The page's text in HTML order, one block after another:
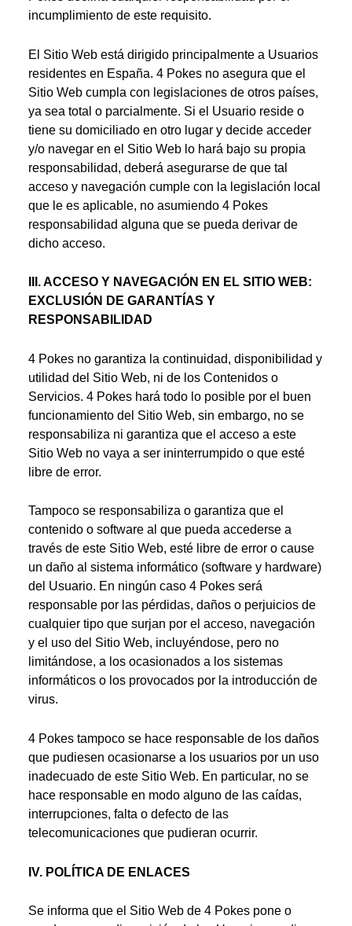
incumplimiento de este requisito.
El Sitio Web está dirigido principalmente a Usuarios
residentes en España. 4 Pokes no asegura que el
Sitio Web cumpla con legislaciones de otros países,
ya sea total o parcialmente. Si el Usuario reside o
tiene su domiciliado en otro lugar y decide acceder
y/o navegar en el Sitio Web lo hará bajo su propia
responsabilidad, deberá asegurarse de que tal
acceso y navegación cumple con la legislación local
que le es aplicable, no asumiendo 4 Pokes
responsabilidad alguna que se pueda derivar de
dicho acceso.
III. ACCESO Y NAVEGACIÓN EN EL SITIO WEB:
EXCLUSIÓN DE GARANTÍAS Y
RESPONSABILIDAD
4 Pokes no garantiza la continuidad, disponibilidad y
utilidad del Sitio Web, ni de los Contenidos o
Servicios. 4 Pokes hará todo lo posible por el buen
funcionamiento del Sitio Web, sin embargo, no se
responsabiliza ni garantiza que el acceso a este
Sitio Web no vaya a ser ininterrumpido o que esté
libre de error.
Tampoco se responsabiliza o garantiza que el
contenido o software al que pueda accederse a
través de este Sitio Web, esté libre de error o cause
un daño al sistema informático (software y hardware)
del Usuario. En ningún caso 4 Pokes será
responsable por las pérdidas, daños o perjuicios de
cualquier tipo que surjan por el acceso, navegación
y el uso del Sitio Web, incluyéndose, pero no
limitándose, a los ocasionados a los sistemas
informáticos o los provocados por la introducción de
virus.
4 Pokes tampoco se hace responsable de los daños
que pudiesen ocasionarse a los usuarios por un uso
inadecuado de este Sitio Web. En particular, no se
hace responsable en modo alguno de las caídas,
interrupciones, falta o defecto de las
telecomunicaciones que pudieran ocurrir.
IV. POLÍTICA DE ENLACES
Se informa que el Sitio Web de 4 Pokes pone o